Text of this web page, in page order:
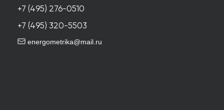
+7 (495) 276-0510
+7 (495) 320-5503
energometrika@mail.ru